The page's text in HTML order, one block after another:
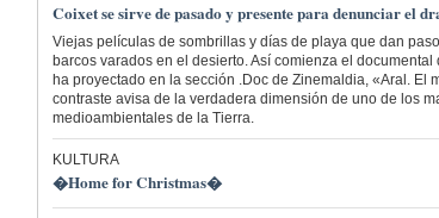
Coixet se sirve de pasado y presente para denunciar el
Viejas películas de sombrillas y días de playa que dan
barcos varados en el desierto. Así comienza el documental
ha proyectado en la sección .Doc de Zinemaldia, «Aral. El
contraste avisa de la verdadera dimensión de uno de los
medioambientales de la Tierra.
KULTURA
�Home for Christmas�